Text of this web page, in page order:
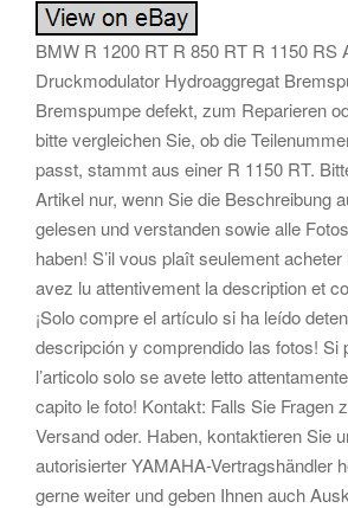
BMW R 1200 RT R 850 RT R 1150 RS
Druckmodulator Hydroaggregat
Bremspumpe defekt, zum Reparieren
bitte vergleichen Sie, ob die
passt, stammt aus einer R 1150 RT.
Artikel nur, wenn Sie die Beschreibung
gelesen und verstanden sowie alle
haben! S’il vous plaît seulement acheter
avez lu attentivement la description et
¡Solo compre el artículo si ha leído
descripción y comprendido las fotos! Si
l’articolo solo se avete letto
capito le foto! Kontakt: Falls Sie Fragen
Versand oder. Haben, kontaktieren Sie
autorisierter YAMAHA-Vertragshändler
gerne weiter und geben Ihnen auch